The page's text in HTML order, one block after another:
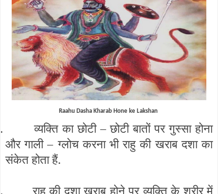
Raahu Dasha Kharab Hone ke Lakshan
व्यक्ति का छोटी – छोटी बातों पर गुस्सा होना
और गाली – ग्लोच करना भी राहु की खराब दशा का
संकेत होता हैं.
राहु की दशा खराब होने पर व्यक्ति के शरीर में